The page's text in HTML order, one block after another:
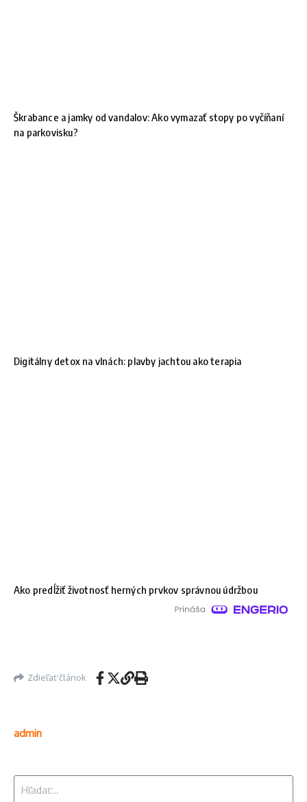
Škrabance a jamky od vandalov: Ako vymazať stopy po vyčíňaní
na parkovisku?
Digitálny detox na vlnách: plavby jachtou ako terapia
Ako predĺžiť životnosť herných prvkov správnou údržbou
Zdieľať článok
admin